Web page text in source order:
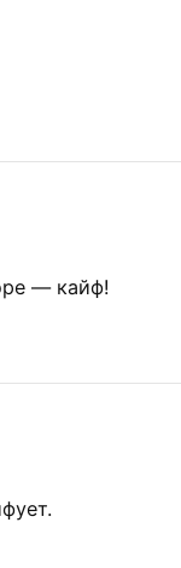
— кайф!